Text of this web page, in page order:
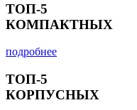
ТОП-5
КОМПАКТНЫХ
подробнее
ТОП-5
КОРПУСНЫХ